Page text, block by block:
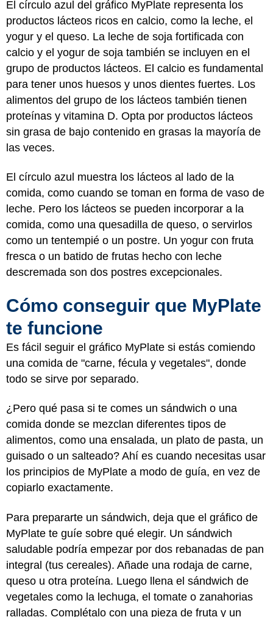
El círculo azul del gráfico MyPlate representa los
productos lácteos ricos en calcio, como la leche, el
yogur y el queso. La leche de soja fortificada con
calcio y el yogur de soja también se incluyen en el
grupo de productos lácteos. El calcio es fundamental
para tener unos huesos y unos dientes fuertes. Los
alimentos del grupo de los lácteos también tienen
proteínas y vitamina D. Opta por productos lácteos
sin grasa de bajo contenido en grasas la mayoría de
las veces.
El círculo azul muestra los lácteos al lado de la
comida, como cuando se toman en forma de vaso de
leche. Pero los lácteos se pueden incorporar a la
comida, como una quesadilla de queso, o servirlos
como un tentempié o un postre. Un yogur con fruta
fresca o un batido de frutas hecho con leche
descremada son dos postres excepcionales.
Cómo conseguir que MyPlate
te funcione
Es fácil seguir el gráfico MyPlate si estás comiendo
una comida de "carne, fécula y vegetales", donde
todo se sirve por separado.
¿Pero qué pasa si te comes un sándwich o una
comida donde se mezclan diferentes tipos de
alimentos, como una ensalada, un plato de pasta, un
guisado o un salteado? Ahí es cuando necesitas usar
los principios de MyPlate a modo de guía, en vez de
copiarlo exactamente.
Para prepararte un sándwich, deja que el gráfico de
MyPlate te guíe sobre qué elegir. Un sándwich
saludable podría empezar por dos rebanadas de pan
integral (tus cereales). Añade una rodaja de carne,
queso u otra proteína. Luego llena el sándwich de
vegetales como la lechuga, el tomate o zanahorias
ralladas. Complétalo con una pieza de fruta y un